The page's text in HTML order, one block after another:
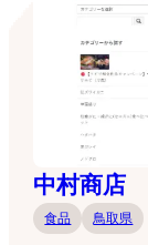
中村商店
食品 鳥取県